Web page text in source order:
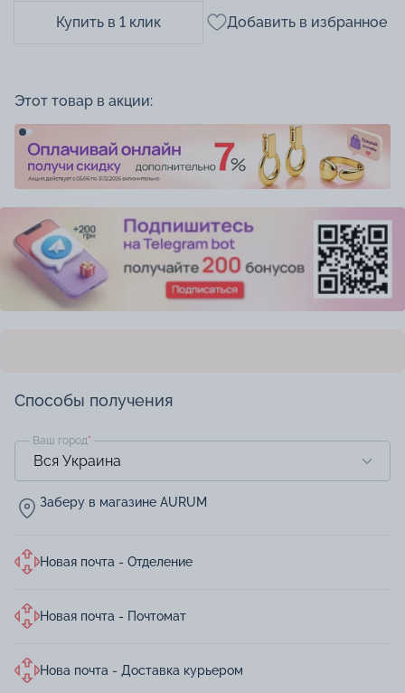
Купить в 1 клик Добавить в избранное
Этот товар в акции:
Способы получения
Ваш город*
Заберу в магазине AURUM
Новая почта - Отделение
Новая почта - Почтомат
Нова почта - Доставка курьером